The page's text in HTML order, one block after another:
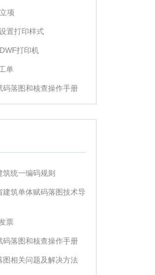
项
置打印样式
打印机
单
码落图和核查操作手册
筑统一编码规则
建筑单体赋码落图技术导
票
码落图和核查操作手册
图相关问题及解决方法